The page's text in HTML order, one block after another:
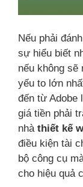
Nếu phải
sự hiểu biết
nếu không sẽ
yếu to lớn
đến từ Adobe
giá tiền phải
nhà thiết kế
điều kiện tài
bộ công cụ
cho hiệu quả